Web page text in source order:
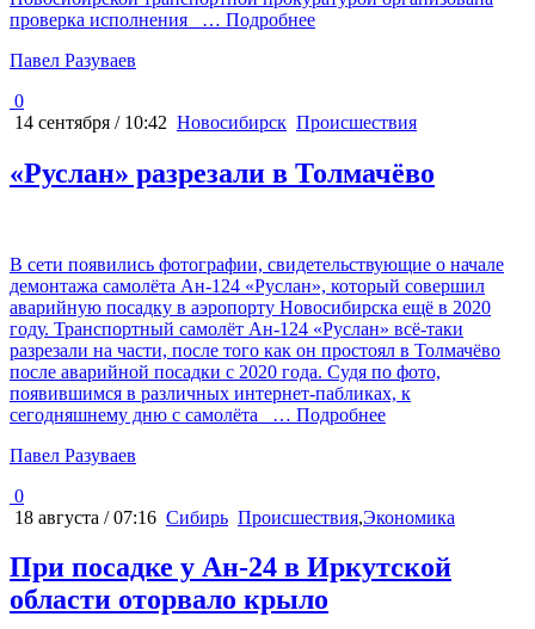
проверка исполнения
… Подробнее
Павел Разуваев
0
14 сентября / 10:42 Новосибирск Происшествия
«Руслан» разрезали в Толмачёво
В сети появились фотографии, свидетельствующие о начале
демонтажа самолёта Ан-124 «Руслан», который совершил
аварийную посадку в аэропорту Новосибирска ещё в 2020
году. Транспортный самолёт Ан-124 «Руслан» всё-таки
разрезали на части, после того как он простоял в Толмачёво
после аварийной посадки с 2020 года. Судя по фото,
появившимся в различных интернет-пабликах, к
сегодняшнему дню с самолёта
… Подробнее
Павел Разуваев
0
18 августа / 07:16 Сибирь Происшествия,Экономика
При посадке у Ан-24 в Иркутской
области оторвало крыло